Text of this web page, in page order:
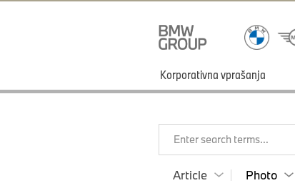
Korporativna vprašanja
Enter search terms...
Article Photo